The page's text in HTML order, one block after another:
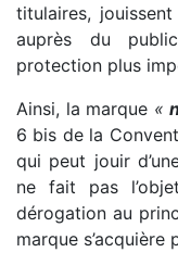
titulaires,
auprès du
protection plus
Ainsi, la marque «
6 bis de la
qui peut jouir
ne fait pas
dérogation au
marque s’acquière